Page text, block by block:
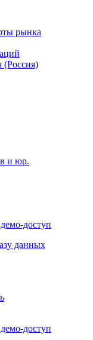
журнал
рынка
и юр.
данных